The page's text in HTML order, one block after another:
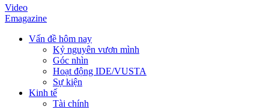
Video
Emagazine
Vấn đề hôm nay
Kỷ nguyên vươn mình
Góc nhìn
Hoạt động IDE/VUSTA
Sự kiện
Kinh tế
Tài chính